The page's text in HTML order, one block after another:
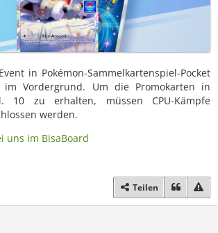
in Pokémon-Sammelkartenspiel-Pocket
im Vordergrund. Um die Promokarten in
10 zu erhalten, müssen CPU-Kämpfe
werden.
uns im BisaBoard
Teilen